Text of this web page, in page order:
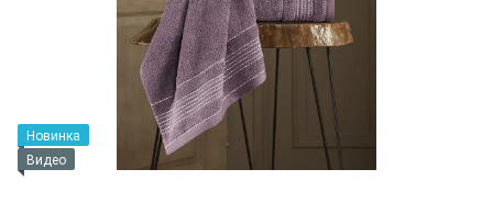
Новинка
Видео